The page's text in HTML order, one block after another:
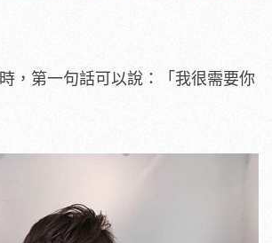
，第一句話可以說：「我很需要你